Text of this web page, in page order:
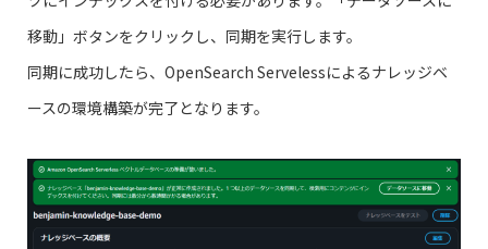
移動」ボタンをクリックし、同期を実行します。
同期に成功したら、OpenSearch Servelessによるナレッジベ
ースの環境構築が完了となります。